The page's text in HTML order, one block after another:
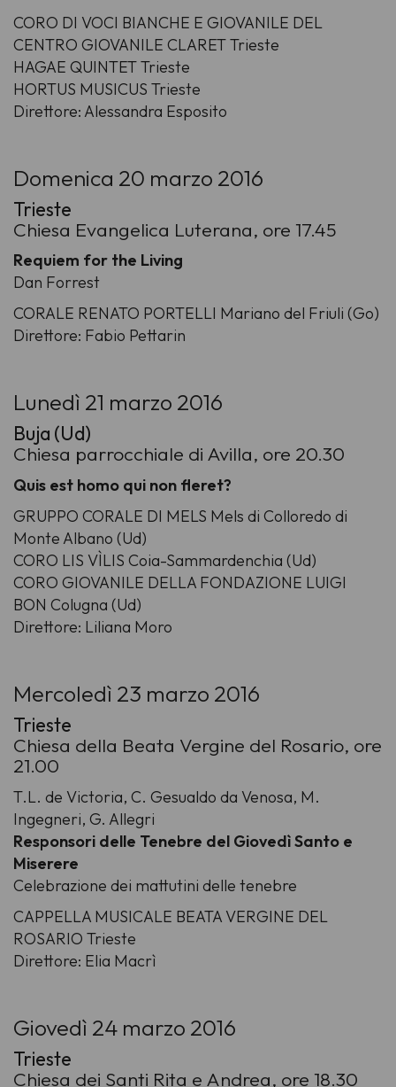
CORO DI VOCI BIANCHE E GIOVANILE DEL
CENTRO GIOVANILE CLARET Trieste
HAGAE QUINTET Trieste
HORTUS MUSICUS Trieste
Direttore: Alessandra Esposito
Domenica 20 marzo 2016
Trieste
Chiesa Evangelica Luterana, ore 17.45
Requiem for the Living
Dan Forrest
CORALE RENATO PORTELLI Mariano del Friuli (Go)
Direttore: Fabio Pettarin
Lunedì 21 marzo 2016
Buja (Ud)
Chiesa parrocchiale di Avilla, ore 20.30
Quis est homo qui non fleret?
GRUPPO CORALE DI MELS Mels di Colloredo di
Monte Albano (Ud)
CORO LIS VÌLIS Coia-Sammardenchia (Ud)
CORO GIOVANILE DELLA FONDAZIONE LUIGI
BON Colugna (Ud)
Direttore: Liliana Moro
Mercoledì 23 marzo 2016
Trieste
Chiesa della Beata Vergine del Rosario, ore
21.00
T.L. de Victoria, C. Gesualdo da Venosa, M.
Ingegneri, G. Allegri
Responsori delle Tenebre del Giovedì Santo e
Miserere
Celebrazione dei mattutini delle tenebre
CAPPELLA MUSICALE BEATA VERGINE DEL
ROSARIO Trieste
Direttore: Elia Macrì
Giovedì 24 marzo 2016
Trieste
Chiesa dei Santi Rita e Andrea, ore 18.30